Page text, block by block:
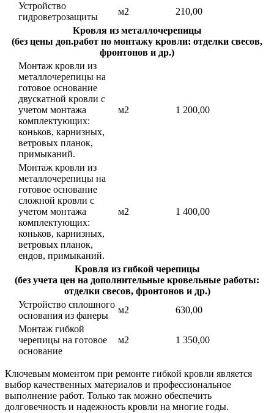
Устройство
гидроветрозащиты
м2
210,00
Кровля из металлочерепицы
(без цены доп.работ по монтажу кровли: отделки свесов,
фронтонов и др.)
Монтаж кровли из
металлочерепицы на
готовое основание
двускатной кровли с
учетом монтажа
комплектующих:
коньков, карнизных,
ветровых планок,
примыканий.
м2 1 200,00
Монтаж кровли из
металлочерепицы на
готовое основание
сложной кровли с
учетом монтажа
комплектующих:
коньков, карнизных,
ветровых планок,
ендов, примыканий.
м2 1 400,00
Кровля из гибкой черепицы
(без учета цен на дополнительные кровельные работы:
отделки свесов, фронтонов и др.)
Устройство сплошного
основания из фанеры
м2
630,00
Монтаж гибкой
черепицы на готовое
основание
м2 1 350,00
Ключевым моментом при ремонте гибкой кровли является
выбор качественных материалов и профессиональное
выполнение работ. Только так можно обеспечить
долговечность и надежность кровли на многие годы.